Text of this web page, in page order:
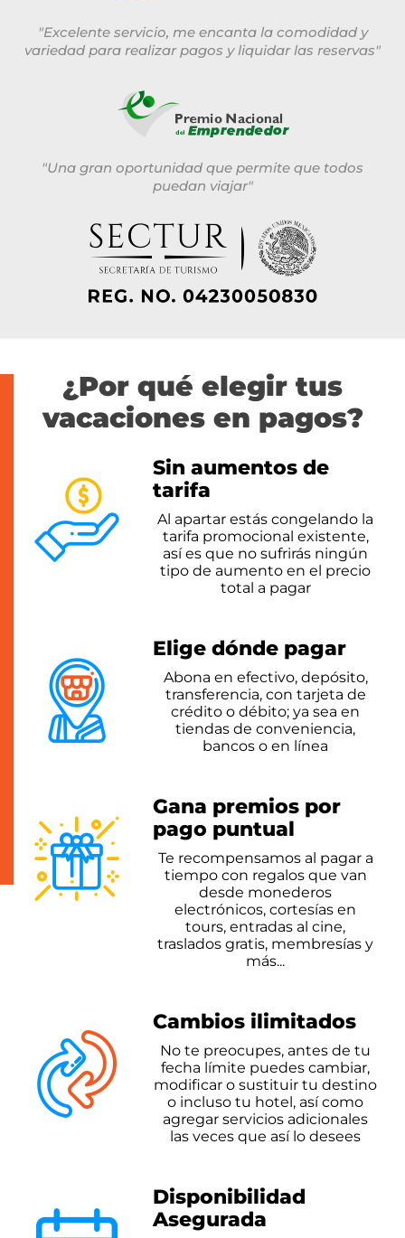
"Excelente servicio, me encanta la comodidad y
variedad para realizar pagos y liquidar las reservas"
"Una gran oportunidad que permite que todos
puedan viajar"
¿Por qué elegir tus
vacaciones en pagos?
Sin aumentos de
tarifa
Al apartar estás congelando la
tarifa promocional existente,
así es que no sufrirás ningún
tipo de aumento en el precio
total a pagar
Elige dónde pagar
Abona en efectivo, depósito,
transferencia, con tarjeta de
crédito o débito; ya sea en
tiendas de conveniencia,
bancos o en línea
Gana premios por
pago puntual
Te recompensamos al pagar a
tiempocon regalos que van
desde monederos
electrónicos, cortesías en
tours, entradas al cine,
traslados gratis, membresías y
más...
Cambios ilimitados
No te preocupes, antes de tu
fecha límite puedes cambiar,
modificar o sustituir tu destino
o incluso tu hotel, así como
agregar servicios adicionales
las veces que así lo desees
Disponibilidad
Asegurada